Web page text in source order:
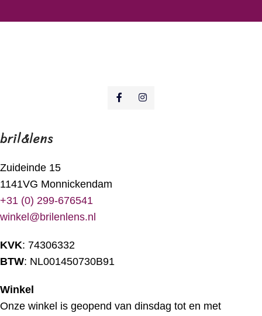
bril&lens
Zuideinde 15
1141VG Monnickendam
+31 (0) 299-676541
winkel@brilenlens.nl
KVK: 74306332
BTW: NL001450730B91
Winkel
Onze winkel is geopend van dinsdag tot en met